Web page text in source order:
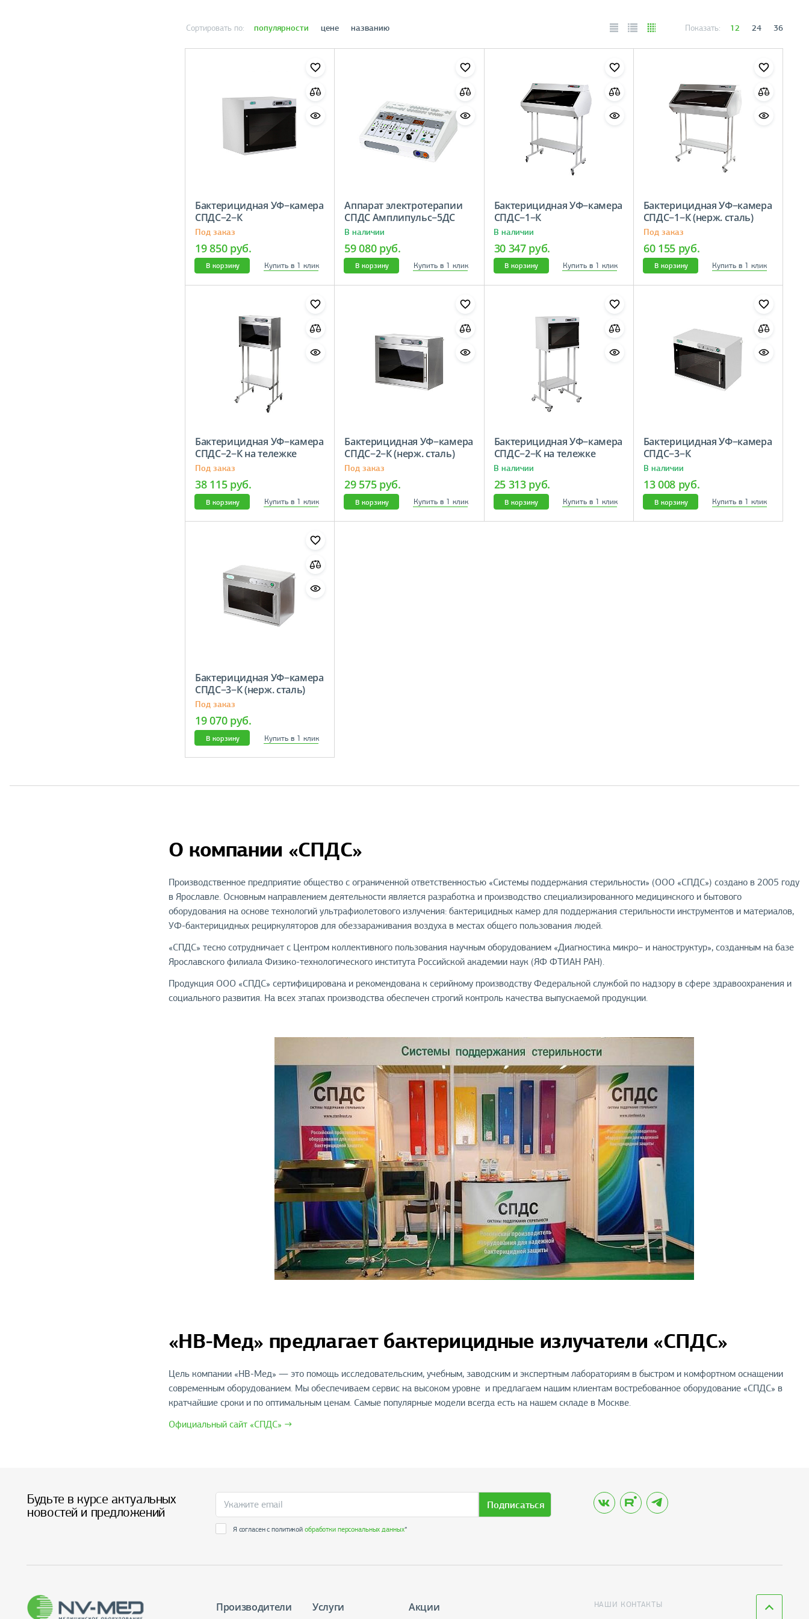
Сортировать по: популярности цене названию Показать: 12 24 36
Бактерицидная УФ−камера
СПДС−2−К
Под заказ
19 850 руб.
В корзину Купить в 1 клик
Аппарат электротерапии
СПДС Амплипульс−5ДС
В наличии
59 080 руб.
В корзину Купить в 1 клик
Бактерицидная УФ−камера
СПДС−1−К
В наличии
30 347 руб.
В корзину Купить в 1 клик
Бактерицидная УФ−камера
СПДС−1−К (нерж. сталь)
Под заказ
60 155 руб.
В корзину Купить в 1 клик
Бактерицидная УФ−камера
СПДС−2−К на тележке
(нерж.)
Под заказ
38 115 руб.
В корзину Купить в 1 клик
Бактерицидная УФ−камера
СПДС−2−К (нерж. сталь)
Под заказ
29 575 руб.
В корзину Купить в 1 клик
Бактерицидная УФ−камера
СПДС−2−К на тележке
В наличии
25 313 руб.
В корзину Купить в 1 клик
Бактерицидная УФ−камера
СПДС−3−К
В наличии
13 008 руб.
В корзину Купить в 1 клик
Бактерицидная УФ−камера
СПДС−3−К (нерж. сталь)
Под заказ
19 070 руб.
В корзину Купить в 1 клик
О компании «СПДС»
Производственное предприятие общество с ограниченной ответственностью «Системы поддержания стерильности» (ООО «СПДС») создано в 2005 году
в Ярославле. Основным направлением деятельности является разработка и производство специализированного медицинского и бытового
оборудования на основе технологий ультрафиолетового излучения: бактерицидных камер для поддержания стерильности инструментов и материалов,
УФ-бактерицидных рециркуляторов для обеззараживания воздуха в местах общего пользования людей.
«СПДС» тесно сотрудничает с Центром коллективного пользования научным оборудованием «Диагностика микро– и наноструктур», созданным на базе
Ярославского филиала Физико-технологического института Российской академии наук (ЯФ ФТИАН РАН).
Продукция ООО «СПДС» сертифицирована и рекомендована к серийному производству Федеральной службой по надзору в сфере здравоохранения и
социального развития. На всех этапах производства обеспечен строгий контроль качества выпускаемой продукции.
«НВ-Мед» предлагает бактерицидные излучатели «СПДС»
Цель компании «НВ-Мед» — это помощь исследовательским, учебным, заводским и экспертным лабораториям в быстром и комфортном оснащении
современным оборудованием. Мы обеспечиваем сервис на высоком уровне и предлагаем нашим клиентам востребованное оборудование «СПДС» в
кратчайшие сроки и по оптимальным ценам. Самые популярные модели всегда есть на нашем складе в Москве.
Официальный сайт «СПДС» →
Будьте в курсе актуальных
новостей и предложений
Подписаться
Я согласен с политикойобработки персональных данных*
Производители Услуги Акции НАШИ КОНТАКТЫ